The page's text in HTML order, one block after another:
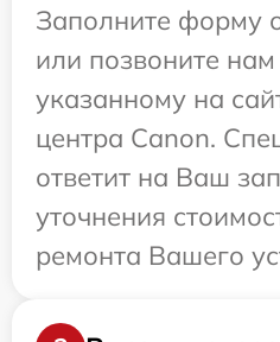
Заполните форму
или позвоните
указанному на
центра Canon.
ответит на Ваш
уточнения
ремонта Вашего